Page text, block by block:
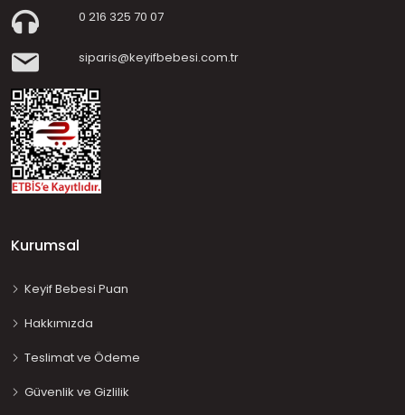
0 216 325 70 07
siparis@keyifbebesi.com.tr
Kurumsal
Keyif Bebesi Puan
Hakkımızda
Teslimat ve Ödeme
Güvenlik ve Gizlilik